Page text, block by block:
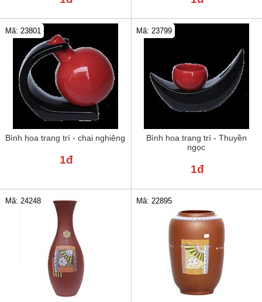
Bình hoa trang trí - chai nghiêng
Mã: 23801
1đ
Bình hoa trang trí - Thuyền
ngọc
Mã: 23799
1đ
Mã: 24248 Mã: 22895